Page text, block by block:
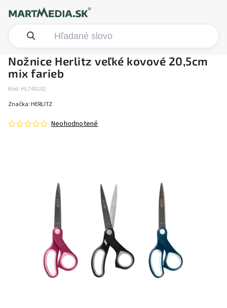
Nožnice Herlitz veľké kovové 20,5cm
mix farieb
Kód: HL740102
Neohodnotené
Značka: HERLITZ